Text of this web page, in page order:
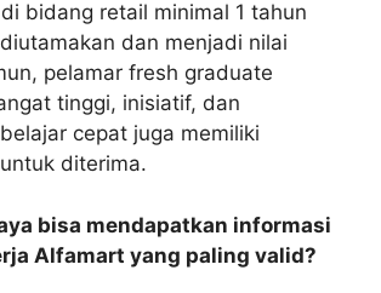
bidang retail minimal 1 tahun
dan menjadi nilai
pelamar fresh graduate
tinggi, inisiatif, dan
cepat juga memiliki
diterima.
bisa mendapatkan informasi
Alfamart yang paling valid?